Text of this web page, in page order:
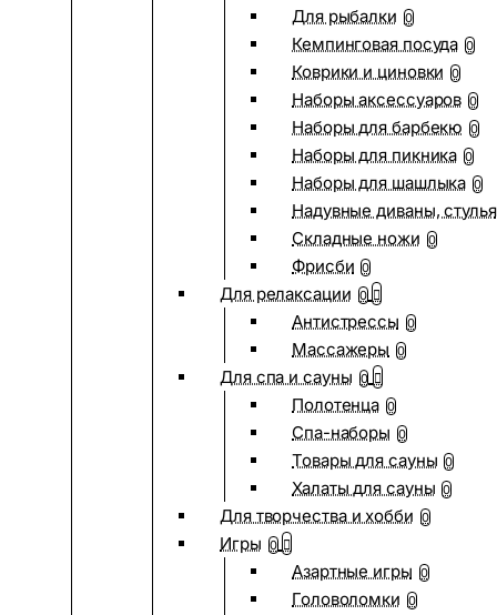
Для рыбалки 0
Кемпинговая посуда 0
Коврики и циновки 0
Наборы аксессуаров 0
Наборы для барбекю 0
Наборы для пикника 0
Наборы для шашлыка 0
Надувные диваны, стулья
Складные ножи 0
Фрисби 0
Для релаксации 0
Антистрессы 0
Массажеры 0
Для спа и сауны 0
Полотенца 0
Спа-наборы 0
Товары для сауны 0
Халаты для сауны 0
Для творчества и хобби 0
Игры 0
Азартные игры 0
Головоломки 0